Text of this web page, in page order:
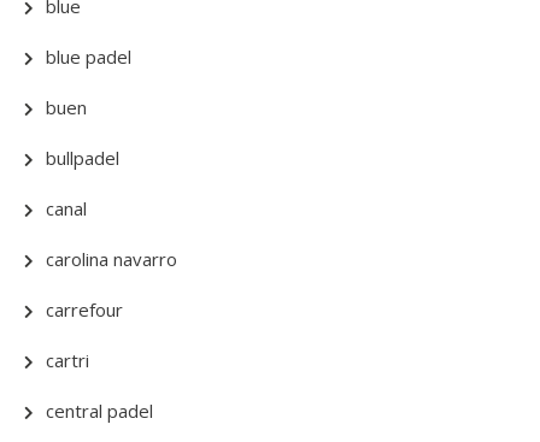
blue
blue padel
buen
bullpadel
canal
carolina navarro
carrefour
cartri
central padel